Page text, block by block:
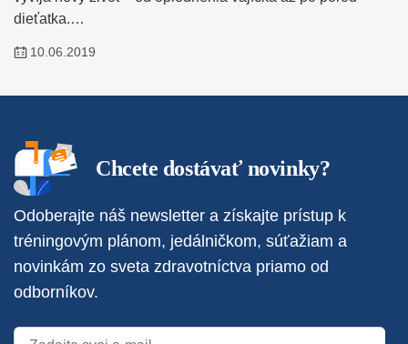
dieťatka.…
10.06.2019
Chcete dostávať novinky?
Odoberajte náš newsletter a získajte prístup k
tréningovým plánom, jedálničkom, súťažiam a
novinkám zo sveta zdravotníctva priamo od
odborníkov.